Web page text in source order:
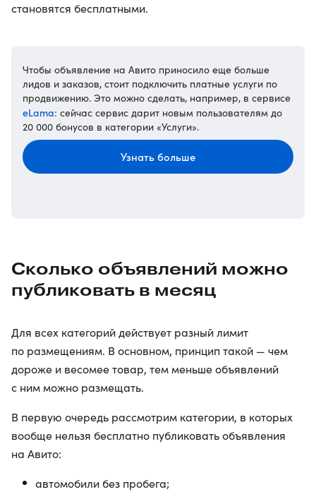
становятся бесплатными.
Чтобы объявление на Авито приносило еще больше
лидов и заказов, стоит подключить платные услуги по
продвижению. Это можно сделать, например, в сервисе
eLama: сейчас сервис дарит новым пользователям до
20 000 бонусов в категории «Услуги».
Узнать больше
Сколько объявлений можно
публиковать в месяц
Для всех категорий действует разный лимит
по размещениям. В основном, принцип такой — чем
дороже и весомее товар, тем меньше объявлений
с ним можно размещать.
В первую очередь рассмотрим категории, в которых
вообще нельзя бесплатно публиковать объявления
на Авито:
автомобили без пробега;